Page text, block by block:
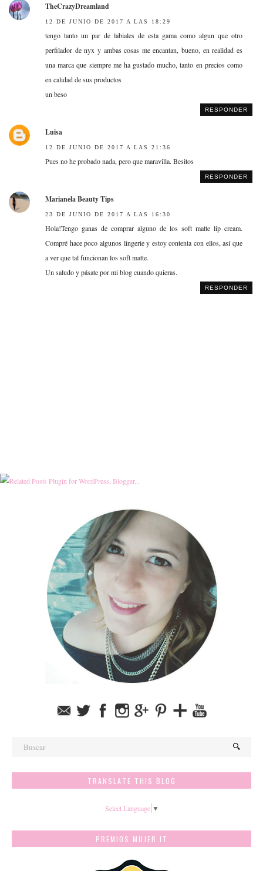
TheCrazyDreamland
12 DE JUNIO DE 2017 A LAS 18:29
tengo tanto un par de labiales de esta gama como algun que otro
perfilador de nyx y ambas cosas me encantan, bueno, en realidad es
una marca que siempre me ha gustado mucho, tanto en precios como
en calidad de sus productos
un beso
RESPONDER
Luisa
12 DE JUNIO DE 2017 A LAS 21:36
Pues no he probado nada, pero que maravilla. Besitos
RESPONDER
Marianela Beauty Tips
23 DE JUNIO DE 2017 A LAS 16:30
Hola!Tengo ganas de comprar alguno de los soft matte lip cream.
Compré hace poco algunos lingerie y estoy contenta con ellos, así que
a ver que tal funcionan los soft matte.
Un saludo y pásate por mi blog cuando quieras.
RESPONDER
TRANSLATE THIS BLOG
Select Language ▼
PREMIOS MUJER IT